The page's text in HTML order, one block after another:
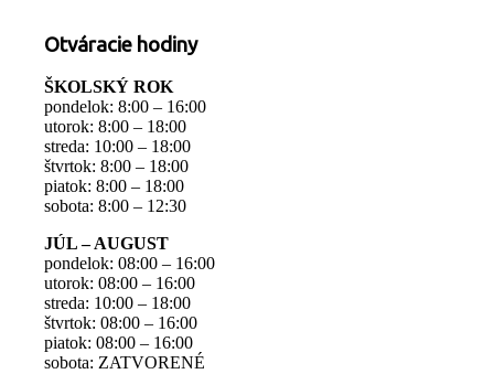
Otváracie hodiny
ŠKOLSKÝ ROK
pondelok: 8:00 – 16:00
utorok: 8:00 – 18:00
streda: 10:00 – 18:00
štvrtok: 8:00 – 18:00
piatok: 8:00 – 18:00
sobota: 8:00 – 12:30
JÚL – AUGUST
pondelok: 08:00 – 16:00
utorok: 08:00 – 16:00
streda: 10:00 – 18:00
štvrtok: 08:00 – 16:00
piatok: 08:00 – 16:00
sobota: ZATVORENÉ